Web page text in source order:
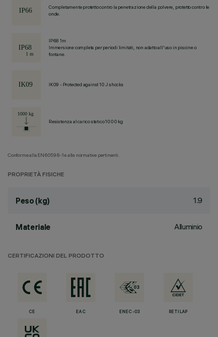
Completamente protetto contro la penetrazione della polvere, protetto contro le
onde.
IP68 1m
Immersione completa per periodi limitati, non adatto all'uso in piscine o
fontane.
IK09 - Protected against 10 J shocks
Resistenza al carico statico 1000 kg
Conforme alla EN60598-1 e alle normative pertinenti.
PROPRIETÀ FISICHE
Peso (kg) 1.9
Materiale Alluminio
CERTIFICAZIONI DEL PRODOTTO
CE EAC ENEC-03 RETILAP